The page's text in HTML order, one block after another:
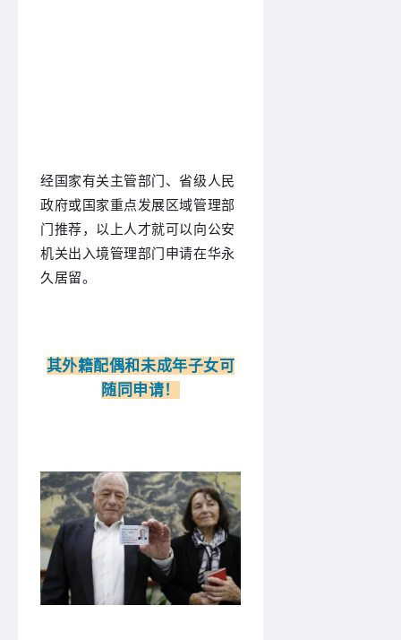
经国家有关主管部门、省级人民
政府或国家重点发展区域管理部
门推荐，以上人才就可以向公安
机关出入境管理部门申请在华永
久居留。
其外籍配偶和未成年子女可
随同申请！